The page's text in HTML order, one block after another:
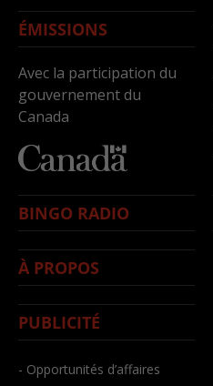
ÉMISSIONS
Avec la participation du
gouvernement du
Canada
BINGO RADIO
À PROPOS
PUBLICITÉ
- Opportunités d’affaires